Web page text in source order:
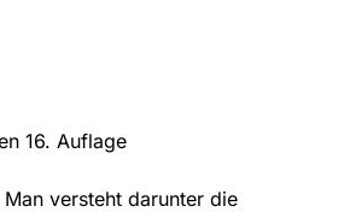
16. Auflage
versteht darunter die